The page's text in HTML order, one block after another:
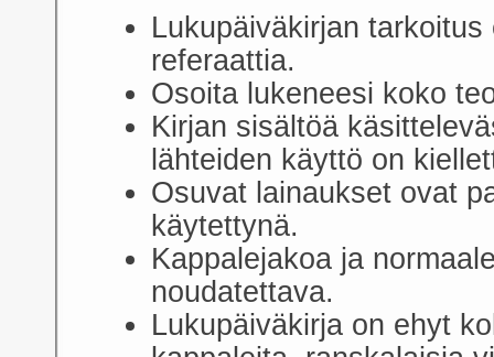
Lukupäiväkirjan
referaattia.
Osoita lukeneesi koko
Kirjan sisältöä
lähteiden käyttö on
Osuvat lainaukset ovat
käytettynä.
Kappalejakoa ja
noudatettava.
Lukupäiväkirja on ehyt